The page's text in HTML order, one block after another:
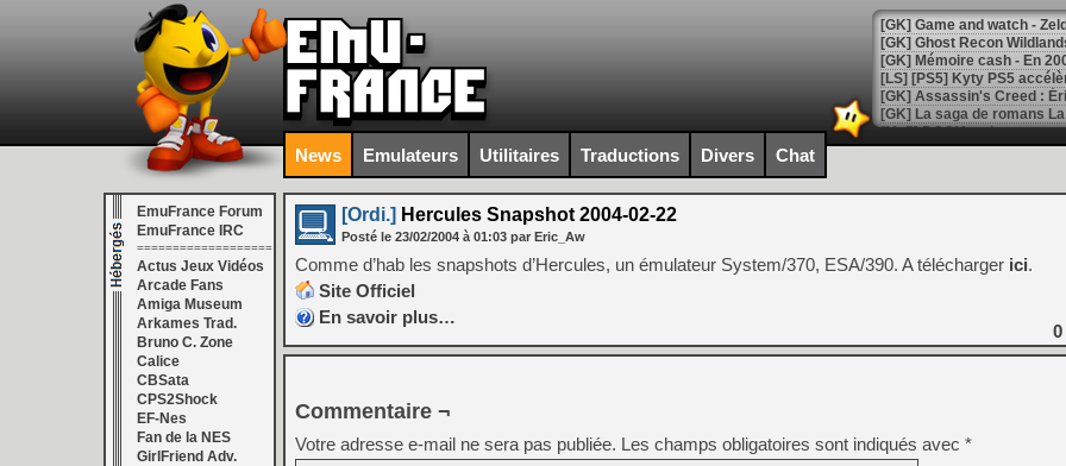
[Mo5] DOOM arrive en
[GK] Bethesda fête les 30
[GK] Roblox : l'action en
[GK] Agenda - GeForce
[GK] Devolver Digital en a
[LS] [PS5] ps5-y2jb-
[GK] Pourquoi Marvel
[GK] Test : Restory : Chill
[GK] GTA 6 : Rockstar
[GK] Hot Wheels Infinite
[GK] Mémoire cash -
[GK] Résultats Nintendo :
[GK] Déjà des
News Emulateurs Utilitaires Traductions Divers Chat
EmuFrance Forum
EmuFrance IRC
===================
Actus Jeux Vidéos
Arcade Fans
Amiga Museum
Arkames Trad.
Bruno C. Zone
Calice
CBSata
CPS2Shock
EF-Nes
Fan de la NES
GirlFriend Adv.
[Ordi.] Hercules Snapshot 2004-02-22
Posté le 23/02/2004 à 01:03 par Eric_Aw
Comme d’hab les snapshots d’Hercules, un émulateur System/370, ESA/390. A télécharger ici.
Site Officiel
En savoir plus…
0
Commentaire ¬
Votre adresse e-mail ne sera pas publiée. Les champs obligatoires sont indiqués avec *